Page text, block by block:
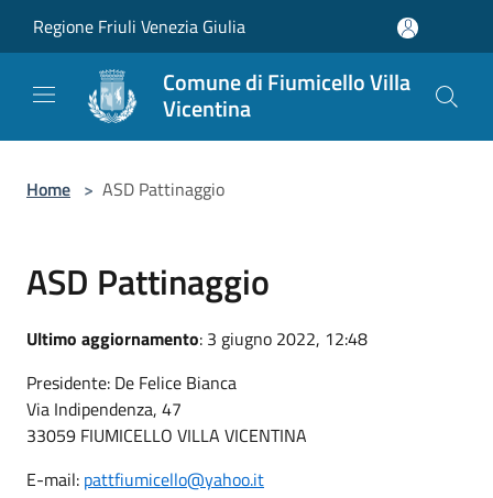
Regione Friuli Venezia Giulia
Comune di Fiumicello Villa
Vicentina
Home > ASD Pattinaggio
ASD Pattinaggio
Ultimo aggiornamento: 3 giugno 2022, 12:48
Presidente: De Felice Bianca
Via Indipendenza, 47
33059 FIUMICELLO VILLA VICENTINA
E-mail: pattfiumicello@yahoo.it